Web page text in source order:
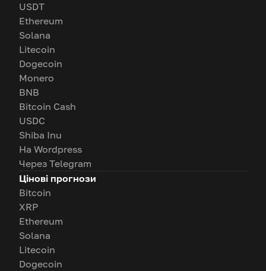
USDT
Ethereum
Solana
Litecoin
Dogecoin
Monero
BNB
Bitcoin Cash
USDC
Shiba Inu
На Wordpress
Через Telegram
Цінові прогнози
Bitcoin
XRP
Ethereum
Solana
Litecoin
Dogecoin